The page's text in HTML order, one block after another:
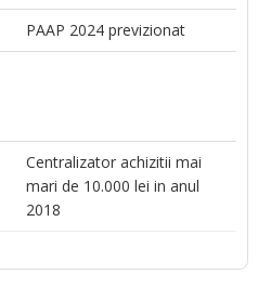
PAAP 2024 previzionat
Centralizator achizitii mai
mari de 10.000 lei in anul
2018